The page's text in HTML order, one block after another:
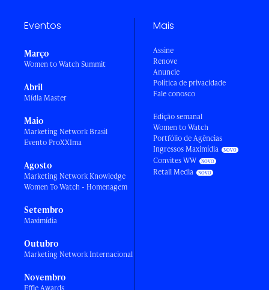
Eventos
Março
Women to Watch Summit
Abril
Mídia Master
Maio
Marketing Network Brasil
Evento ProXXIma
Agosto
Marketing Network Knowledge
Women To Watch - Homenagem
Setembro
Maximídia
Outubro
Marketing Network Internacional
Novembro
Effie Awards
Mais
Assine
Renove
Anuncie
Política de privacidade
Fale conosco
Edição semanal
Women to Watch
Portfólio de Agências
Ingressos Maximídia
Convites WW
Retail Media